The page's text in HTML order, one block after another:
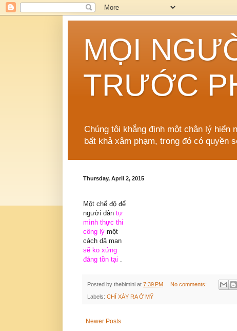
MỌI
TRƯỚC
Chúng tôi khẳng định một chân lý hiển
bất khả xâm phạm, trong đó có quyền
Thursday, April 2, 2015
Một chế độ để
người dân tự
mình thực thi
công lý một
cách dã man
sẽ ko xứng
đáng tồn tại
Posted by thebimini at 7:39 PM No comments:
Labels: CHỈ XẢY RA Ở MỸ
Newer Posts